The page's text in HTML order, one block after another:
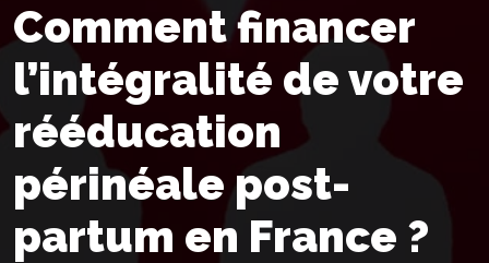
Comment financer
l’intégralité de votre
rééducation
périnéale post-
partum en France ?